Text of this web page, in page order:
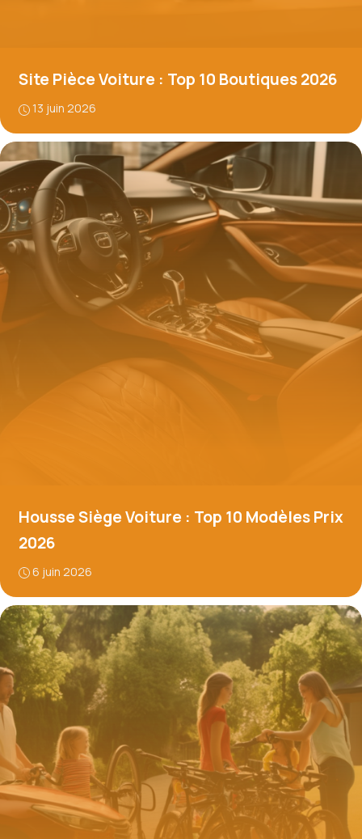
Site Pièce Voiture : Top 10 Boutiques 2026
13 juin 2026
Housse Siège Voiture : Top 10 Modèles Prix
2026
6 juin 2026